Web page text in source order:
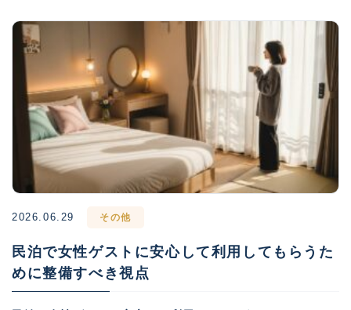
2026.06.29 その他
民泊で女性ゲストに安心して利用してもらうた
めに整備すべき視点